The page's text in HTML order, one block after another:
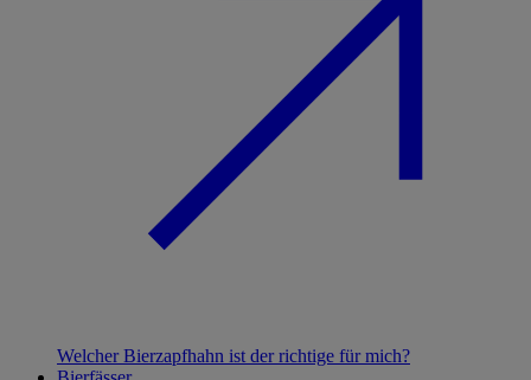
Welcher Bierzapfhahn ist der richtige für mich?